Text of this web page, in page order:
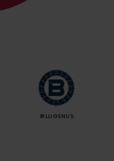
BILLIGSNUS